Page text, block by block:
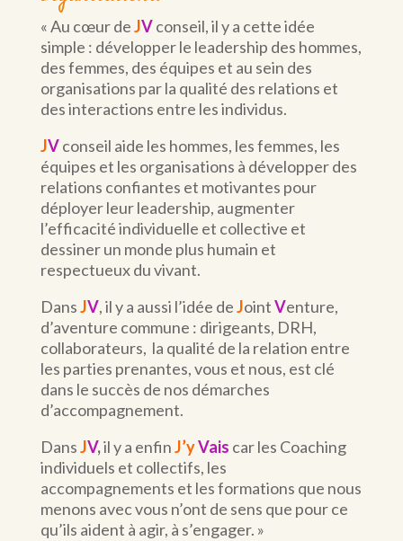
« Au cœur deJVconseil, il y a cette idée
simple : développer le leadership des hommes,
des femmes, des équipes et au sein des
organisations par la qualité des relations et
des interactions entre les individus.
JVconseil aide les hommes, les femmes, les
équipes et les organisations à développer des
relations confiantes et motivantes pour
déployer leur leadership, augmenter
l’efficacité individuelle et collective et
dessiner un monde plus humain et
respectueux du vivant.
DansJV, il y a aussi l’idée deJointVenture,
d’aventure commune : dirigeants, DRH,
collaborateurs, la qualité de la relation entre
les parties prenantes, vous et nous, est clé
dans le succès de nos démarches
d’accompagnement.
DansJV,il y a enfinJ’yVais car les Coaching
individuels et collectifs, les
accompagnements et les formations que nous
menons avec vous n’ont de sens que pour ce
qu’ils aident à agir, à s’engager. »